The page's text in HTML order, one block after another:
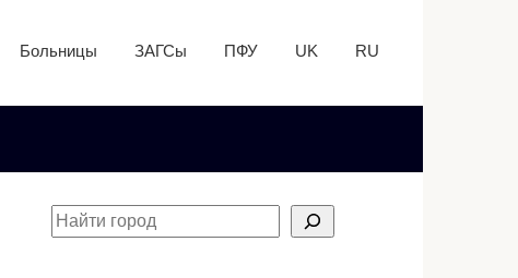
Больницы ЗАГСы ПФУ UK RU